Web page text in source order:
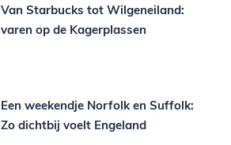
Van Starbucks tot Wilgeneiland:
varen op de Kagerplassen
Een weekendje Norfolk en Suffolk:
Zo dichtbij voelt Engeland